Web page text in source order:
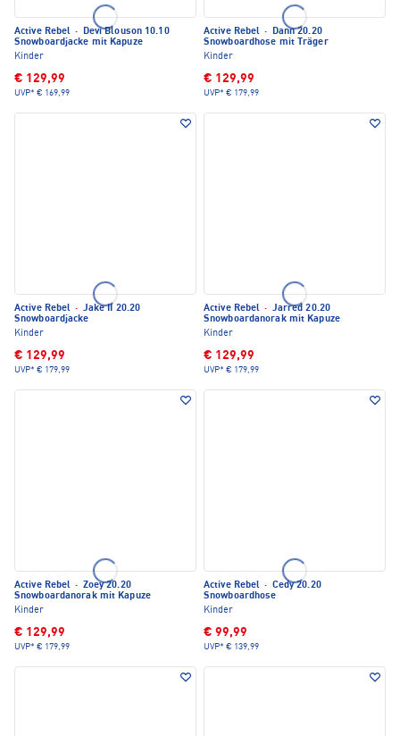
Active Rebel ·
Devi Blouson 10.10
Snowboardjacke mit Kapuze
Kinder
€ 129,99
UVP* € 169,99
Active Rebel ·
Dann 20.20
Snowboardhose mit Träger
Kinder
€ 129,99
UVP* € 179,99
Active Rebel · Jake II 20.20
Snowboardjacke
Kinder
€ 129,99
UVP* € 179,99
Active Rebel · Jarred 20.20
Snowboardanorak mit Kapuze
Kinder
€ 129,99
UVP* € 179,99
Active Rebel · Zoey 20.20
Snowboardanorak mit Kapuze
Kinder
€ 129,99
UVP* € 179,99
Active Rebel · Cedy 20.20
Snowboardhose
Kinder
€ 99,99
UVP* € 139,99